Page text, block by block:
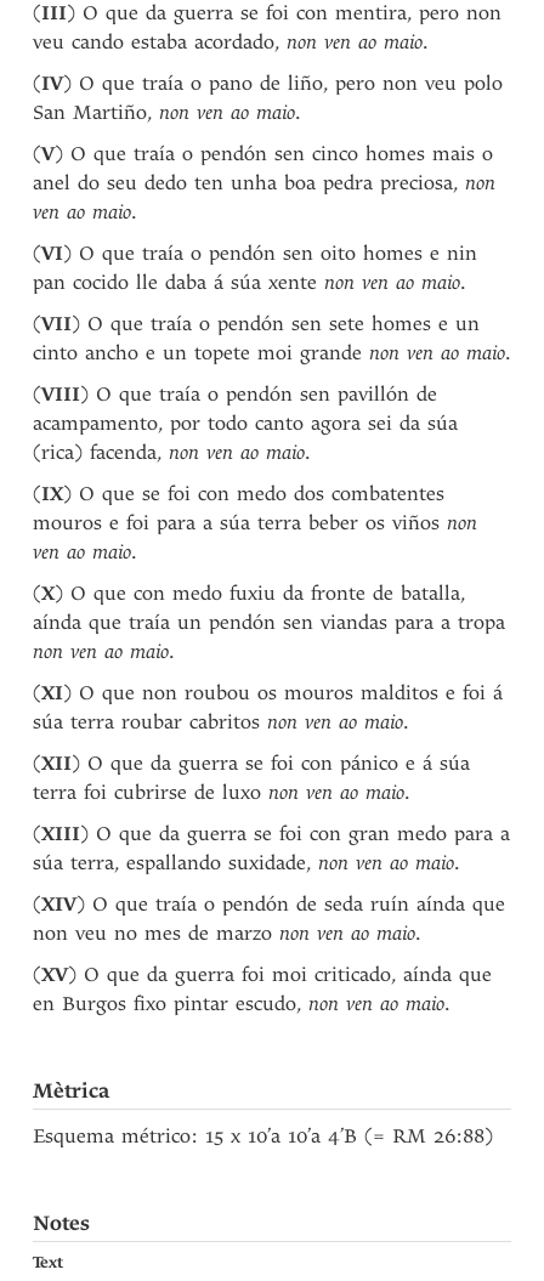
(III) O que da guerra se foi con mentira, pero non
veu cando estaba acordado,non ven ao maio.
(IV) O que traía o pano de liño, pero non veu polo
San Martiño,non ven ao maio.
(V) O que traía o pendón sen cinco homes mais o
anel do seu dedo ten unha boa pedra preciosa,non
ven ao maio.
(VI) O que traía o pendón sen oito homes e nin
pan cocido lle daba á súa xentenon ven ao maio.
(VII) O que traía o pendón sen sete homes e un
cinto ancho e un topete moi grandenon ven ao maio.
(VIII) O que traía o pendón sen pavillón de
acampamento, por todo canto agora sei da súa
(rica) facenda,non ven ao maio.
(IX) O que se foi con medo dos combatentes
mouros e foi para a súa terra beber os viñosnon
ven ao maio.
(X) O que con medo fuxiu da fronte de batalla,
aínda que traía un pendón sen viandas para a tropa
non ven ao maio.
(XI) O que non roubou os mouros malditos e foi á
súa terra roubar cabritosnon ven ao maio.
(XII) O que da guerra se foi con pánico e á súa
terra foi cubrirse de luxonon ven ao maio.
(XIII) O que da guerra se foi con gran medo para a
súa terra, espallando suxidade,non ven ao maio.
(XIV) O que traía o pendón de seda ruín aínda que
non veu no mes de marzo non ven ao maio.
(XV) O que da guerra foi moi criticado, aínda que
en Burgos fixo pintar escudo,non ven ao maio.
Mètrica
Esquema métrico: 15 x 10’a 10’a 4’B (= RM 26:88)
Notes
Text